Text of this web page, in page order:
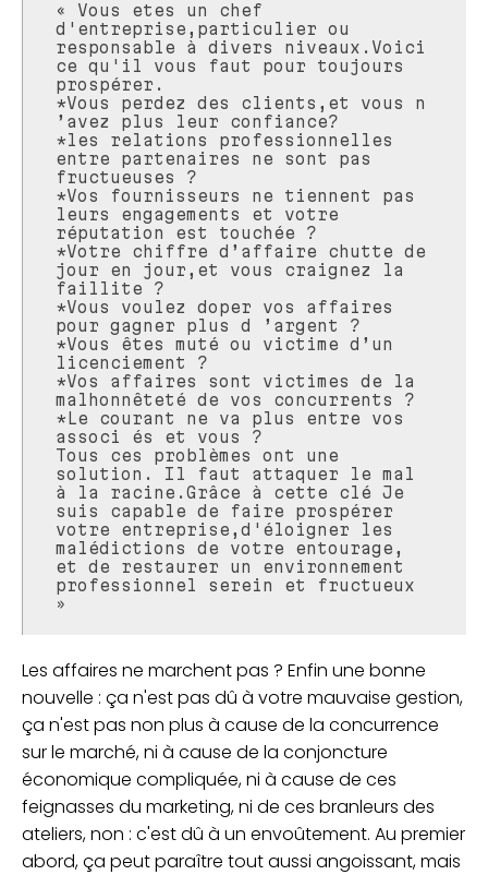
« Vous etes un chef
d'entreprise,particulier ou
responsable à divers niveaux.Voici
ce qu'il vous faut pour toujours
prospérer.
*Vous perdez des clients,et vous n
’avez plus leur confiance?
*les relations professionnelles
entre partenaires ne sont pas
fructueuses ?
*Vos fournisseurs ne tiennent pas
leurs engagements et votre
réputation est touchée ?
*Votre chiffre d’affaire chutte de
jour en jour,et vous craignez la
faillite ?
*Vous voulez doper vos affaires
pour gagner plus d ’argent ?
*Vous êtes muté ou victime d’un
licenciement ?
*Vos affaires sont victimes de la
malhonnêteté de vos concurrents ?
*Le courant ne va plus entre vos
associ és et vous ?
Tous ces problèmes ont une
solution. Il faut attaquer le mal
à la racine.Grâce à cette clé Je
suis capable de faire prospérer
votre entreprise,d'éloigner les
malédictions de votre entourage,
et de restaurer un environnement
professionnel serein et fructueux
»
Les affaires ne marchent pas ? Enfin une bonne
nouvelle : ça n'est pas dû à votre mauvaise gestion,
ça n'est pas non plus à cause de la concurrence
sur le marché, ni à cause de la conjoncture
économique compliquée, ni à cause de ces
feignasses du marketing, ni de ces branleurs des
ateliers, non : c'est dû à un envoûtement. Au premier
abord, ça peut paraître tout aussi angoissant, mais